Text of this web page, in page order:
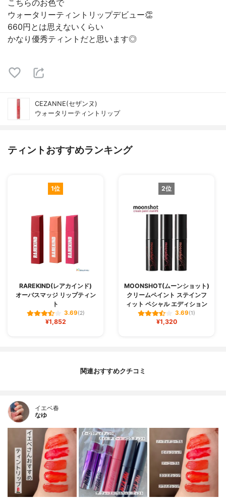
こちらのお色で
ウォータリーティントリップデビュー👏
660円とは思えないくらい
かなり優秀ティントだと思います◎
CEZANNE(セザンヌ)
ウォータリーティントリップ
ティントおすすめランキング
1位
RAREKIND(レアカインド)
オーバスマッジ リップティン
ト
3.69(2)
¥1,852
2位
MOONSHOT(ムーンショット)
クリームペイント ステインフ
ィット ペシャル エディション
3.69(1)
¥1,320
関連おすすめクチコミ
イエベ春
なゆ